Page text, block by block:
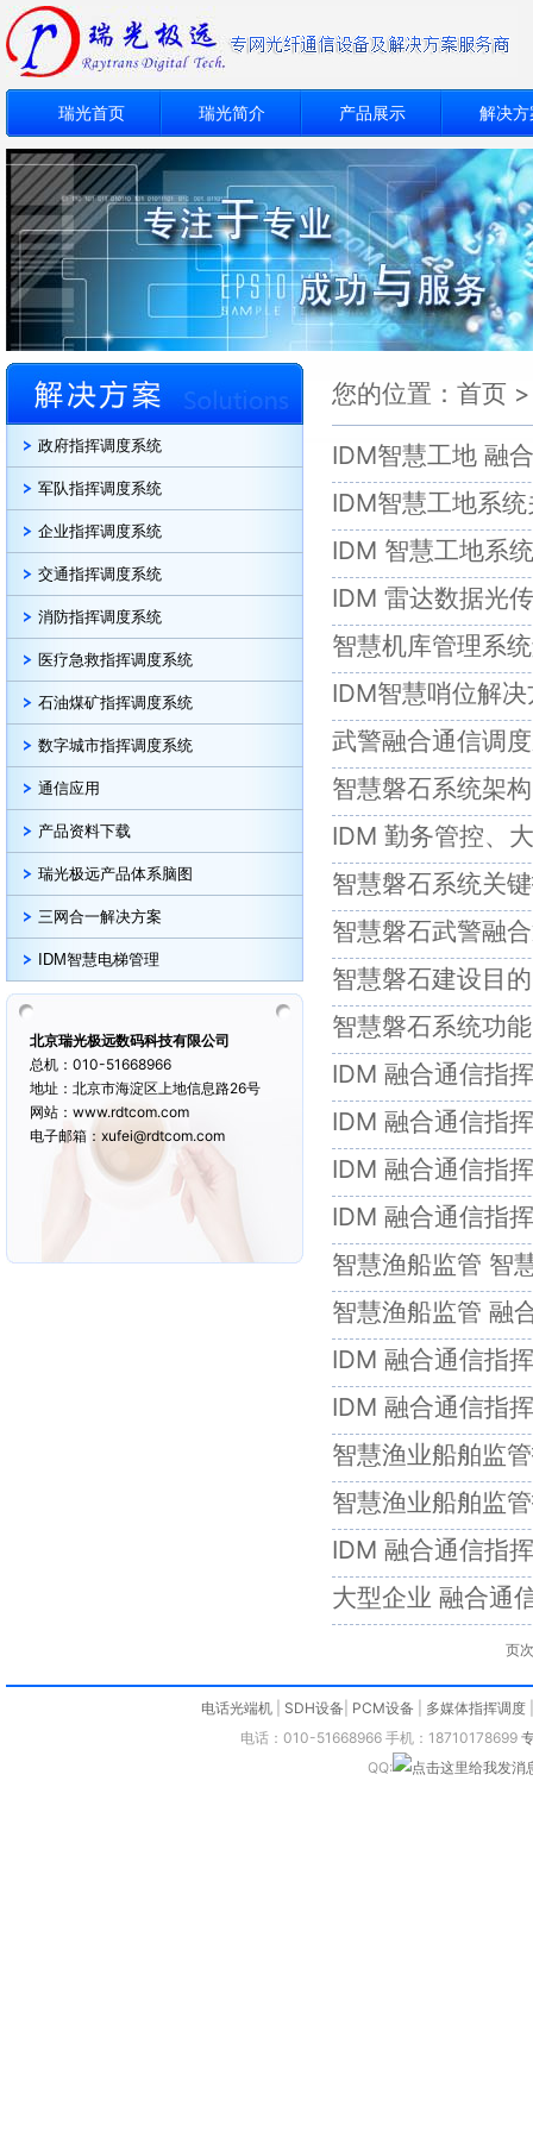
瑞光首页 瑞光简介 产品展示 解决方
政府指挥调度系统
军队指挥调度系统
企业指挥调度系统
交通指挥调度系统
消防指挥调度系统
医疗急救指挥调度系统
石油煤矿指挥调度系统
数字城市指挥调度系统
通信应用
产品资料下载
瑞光极远产品体系脑图
三网合一解决方案
IDM智慧电梯管理
北京瑞光极远数码科技有限公司
总机：010-51668966
地址：北京市海淀区上地信息路26号
网站：www.rdtcom.com
电子邮箱：xufei@rdtcom.com
您的位置： 首页
IDM智慧工地 融
IDM智慧工地系
IDM 智慧工地系
IDM 雷达数据光
智慧机库管理系
IDM智慧哨位解
武警融合通信调
智慧磐石系统架构
IDM 勤务管控、
智慧磐石系统关
智慧磐石武警融
智慧磐石建设目的
智慧磐石系统功能
IDM 融合通信指
IDM 融合通信指
IDM 融合通信指
IDM 融合通信指
智慧渔船监管 智
智慧渔船监管 融
IDM 融合通信指
IDM 融合通信指
智慧渔业船舶监
智慧渔业船舶监
IDM 融合通信指
大型企业 融合通
页
电话光端机 SDH设备 PCM设备 多媒体指挥调度
电话：010-51668966 手机：18710178699
QQ: